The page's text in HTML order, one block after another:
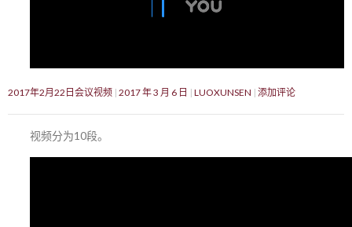
2017年2月22日会议视频 2017 年 3 月 6 日 LUOXUNSEN 添加评论
视频分为10段。